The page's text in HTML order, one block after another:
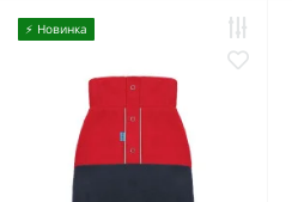
⚡️ Новинка